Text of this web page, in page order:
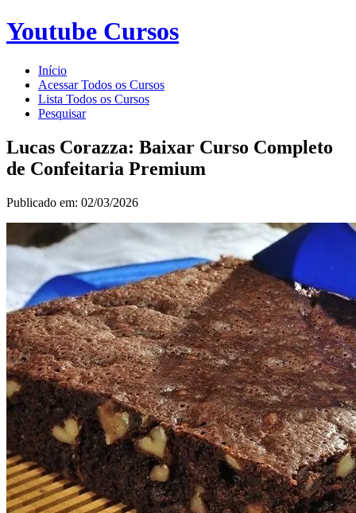
Youtube Cursos
Início
Acessar Todos os Cursos
Lista Todos os Cursos
Pesquisar
Lucas Corazza: Baixar Curso Completo
de Confeitaria Premium
Publicado em: 02/03/2026